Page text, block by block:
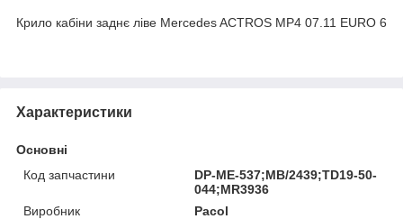
Крило кабіни заднє ліве Mercedes ACTROS MP4 07.11 EURO 6
Характеристики
Основні
Код запчастини
DP-ME-537;MB/2439;TD19-50-
044;MR3936
Виробник
Pacol